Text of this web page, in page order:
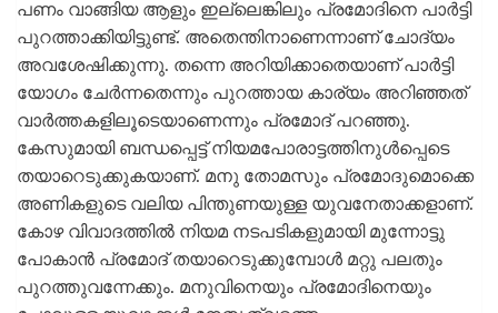
പണം വാങ്ങിയ ആളും ഇല്ലെങ്കിലും പ്രമോദിനെ പാർട്ടി
പുറത്താക്കിയിട്ടുണ്ട്. അതെന്തിനാണെന്നാണ് ചോദ്യം
അവശേഷിക്കുന്നു. തന്നെ അറിയിക്കാതെയാണ് പാർട്ടി
യോഗം ചേർന്നതെന്നും പുറത്തായ കാര്യം അറിഞ്ഞത്
വാർത്തകളിലൂടെയാണെന്നും പ്രമോദ് പറഞ്ഞു.
കേസുമായി ബന്ധപ്പെട്ട് നിയമപോരാട്ടത്തിനുൾപ്പെടെ
തയാറെടുക്കുകയാണ്. മനു തോമസും പ്രമോദുമൊക്കെ
അണികളുടെ വലിയ പിന്തുണയുള്ള യുവനേതാക്കളാണ്.
കോഴ വിവാദത്തിൽ നിയമ നടപടികളുമായി മുന്നോട്ടു
പോകാൻ പ്രമോദ് തയാറെടുക്കുമ്പോൾ മറ്റു പലതും
പുറത്തുവന്നേക്കും. മനുവിനെയും പ്രമോദിനെയും